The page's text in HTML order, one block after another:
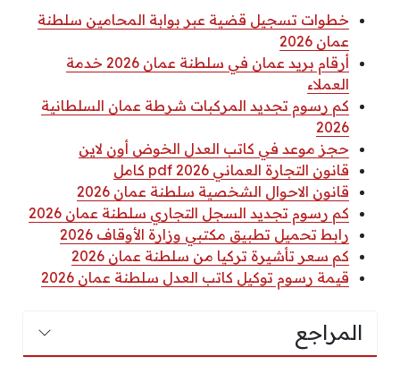
خطوات تسجيل قضية عبر بوابة المحامين سلطنة
عمان 2026
أرقام بريد عمان في سلطنة عمان 2026 خدمة
العملاء
كم رسوم تجديد المركبات شرطة عمان السلطانية
2026
حجز موعد في كاتب العدل الخوض أون لاين
قانون التجارة العماني 2026 pdf كامل
قانون الاحوال الشخصية سلطنة عمان 2026
كم رسوم تجديد السجل التجاري سلطنة عمان 2026
رابط تحميل تطبيق مكتبي وزارة الأوقاف 2026
كم سعر تأشيرة تركيا من سلطنة عمان 2026
قيمة رسوم توكيل كاتب العدل سلطنة عمان 2026
المراجع